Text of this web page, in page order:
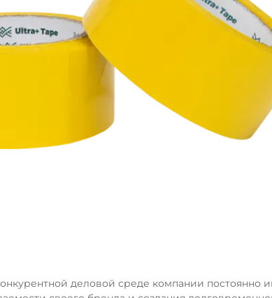
деловой среде компании постоянно